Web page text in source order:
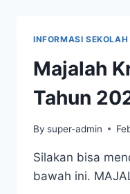
INFORMASI SEKOLAH
Majalah
Tahun
By super-admin
Silakan bisa
bawah ini.